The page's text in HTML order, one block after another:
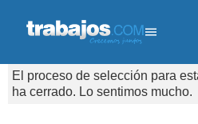
El proceso de selección para
ha cerrado. Lo sentimos mucho.